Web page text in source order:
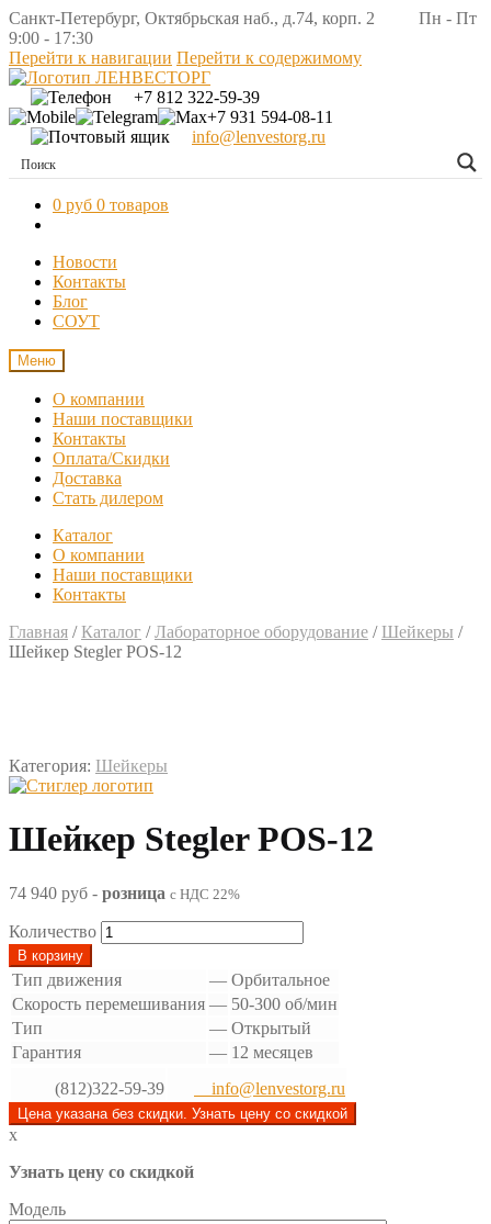
Санкт-Петербург, Октябрьская наб., д.74, корп. 2 Пн - Пт
9:00 - 17:30
Перейти к навигации Перейти к содержимому
+7 812 322-59-39
+7 931 594-08-11
info@lenvestorg.ru
0 руб 0 товаров
Новости
Контакты
Блог
СОУТ
Меню
О компании
Наши поставщики
Контакты
Оплата/Скидки
Доставка
Стать дилером
Каталог
О компании
Наши поставщики
Контакты
Главная / Каталог /Лабораторное оборудование / Шейкеры /
Шейкер Stegler POS-12
Категория: Шейкеры
Шейкер Stegler POS-12
74 940 руб - розница с НДС 22%
Количество
В корзину
Тип движения — Орбитальное
Скорость перемешивания — 50-300 об/мин
Тип
— Открытый
Гарантия
— 12 месяцев
(812)322-59-39
info@lenvestorg.ru
Цена указана без скидки. Узнать цену со скидкой
x
Узнать цену со скидкой
Модель